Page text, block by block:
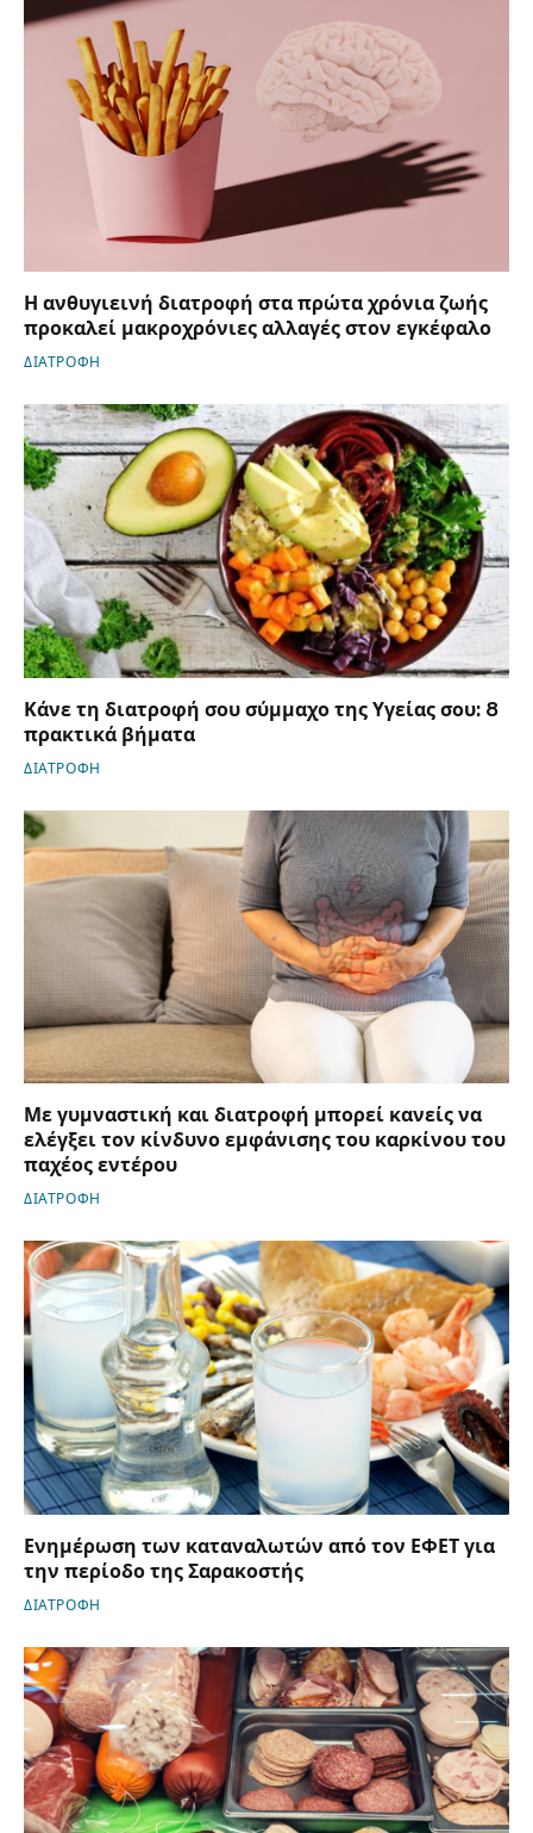
Η ανθυγιεινή διατροφή στα πρώτα χρόνια ζωής
προκαλεί μακροχρόνιες αλλαγές στον εγκέφαλο
ΔΙΑΤΡΟΦΗ
Κάνε τη διατροφή σου σύμμαχο της Υγείας σου: 8
πρακτικά βήματα
ΔΙΑΤΡΟΦΗ
Με γυμναστική και διατροφή μπορεί κανείς να
ελέγξει τον κίνδυνο εμφάνισης του καρκίνου του
παχέος εντέρου
ΔΙΑΤΡΟΦΗ
Ενημέρωση των καταναλωτών από τον ΕΦΕΤ για
την περίοδο της Σαρακοστής
ΔΙΑΤΡΟΦΗ